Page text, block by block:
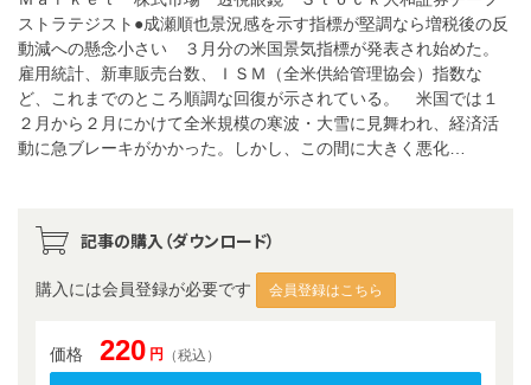
ストラテジスト●成瀬順也景況感を示す指標が堅調なら増税後の反
動減への懸念小さい ３月分の米国景気指標が発表され始めた。
雇用統計、新車販売台数、ＩＳＭ（全米供給管理協会）指数な
ど、これまでのところ順調な回復が示されている。 米国では１
２月から２月にかけて全米規模の寒波・大雪に見舞われ、経済活
動に急ブレーキがかかった。しかし、この間に大きく悪化…
記事の購入（ダウンロード）
購入には会員登録が必要です 会員登録はこちら
価格 220 円 （税込）